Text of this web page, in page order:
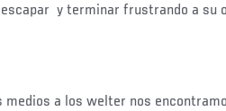
y terminar frustrando a su
medios a los welter nos